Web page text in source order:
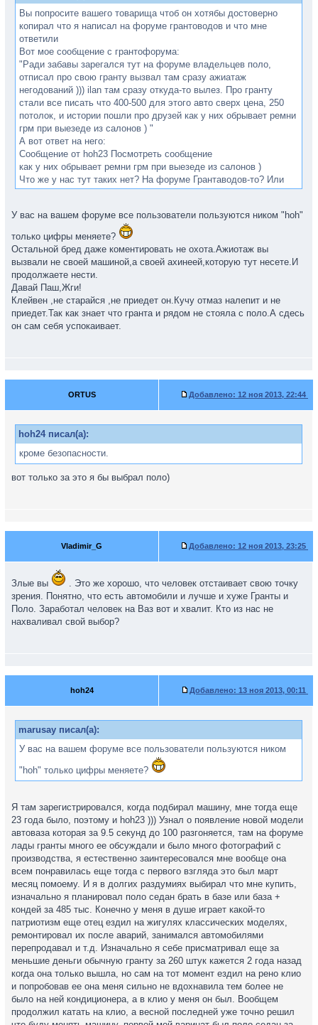
Вы попросите вашего товарища чтоб он хотябы достоверно
копирал что я написал на форуме грантоводов и что мне
ответили
Вот мое сообщение с грантофорума:
"Ради забавы зарегался тут на форуме владельцев поло,
отписал про свою гранту вызвал там сразу ажиатаж
негодований ))) ilan там сразу откуда-то вылез. Про гранту
стали все писать что 400-500 для этого авто сверх цена, 250
потолок, и истории пошли про друзей как у них обрывает ремни
грм при выезеде из салонов ) "
А вот ответ на него:
Сообщение от hoh23 Посмотреть сообщение
как у них обрывает ремни грм при выезеде из салонов )
Что же у нас тут таких нет? На форуме Грантаводов-то? Или
мне просто не попадались?
обычным Поло и обычной Грантой за них еще можно
подискутировать, то на мой личный взгляд ЛГС уделывает
Поло по всем характеристикам, кроме безопасности.
У вас на вашем форуме все пользователи пользуются ником "hoh"
только цифры меняете?
Остальной бред даже коментировать не охота.Ажиотаж вы
вызвали не своей машиной,а своей ахинеей,которую тут несете.И
продолжаете нести.
Давай Паш,Жги!
Клейвен ,не старайся ,не приедет он.Кучу отмаз налепит и не
приедет.Так как знает что гранта и рядом не стояла с поло.А сдесь
он сам себя успокаивает.
ORTUS Добавлено: 12 ноя 2013, 22:44
hoh24 писал(а):
кроме безопасности.
вот только за это я бы выбрал поло)
Vladimir_G Добавлено: 12 ноя 2013, 23:25
Злые вы
. Это же хорошо, что человек отстаивает свою точку
зрения. Понятно, что есть автомобили и лучше и хуже Гранты и
Поло. Заработал человек на Ваз вот и хвалит. Кто из нас не
нахваливал свой выбор?
hoh24 Добавлено: 13 ноя 2013, 00:11
marusay писал(а):
У вас на вашем форуме все пользователи пользуются ником
"hoh" только цифры меняете?
Я там зарегистрировался, когда подбирал машину, мне тогда еще
23 года было, поэтому и hoh23 ))) Узнал о появление новой модели
автоваза которая за 9.5 секунд до 100 разгоняется, там на форуме
лады гранты много ее обсуждали и было много фотографий с
производства, я естественно заинтересовался мне вообще она
всем понравилась еще тогда с первого взгляда это был март
месяц помоему. И я в долгих раздумиях выбирал что мне купить,
изначально я планировал поло седан брать в базе или база +
кондей за 485 тыс. Конечно у меня в душе играет какой-то
патриотизм еще отец ездил на жигулях классических моделях,
ремонтировал их после аварий, занимался автомобилями
перепродавал и т.д. Изначально я себе присматривал еще за
меньшие деньги обычную гранту за 260 штук кажется 2 года назад
когда она только вышла, но сам на тот момент ездил на рено клио
и попробовав ее она меня сильно не вдохнавила тем более не
было на ней кондиционера, а в клио у меня он был. Вообщем
продолжил катать на клио, а весной последней уже точно решил